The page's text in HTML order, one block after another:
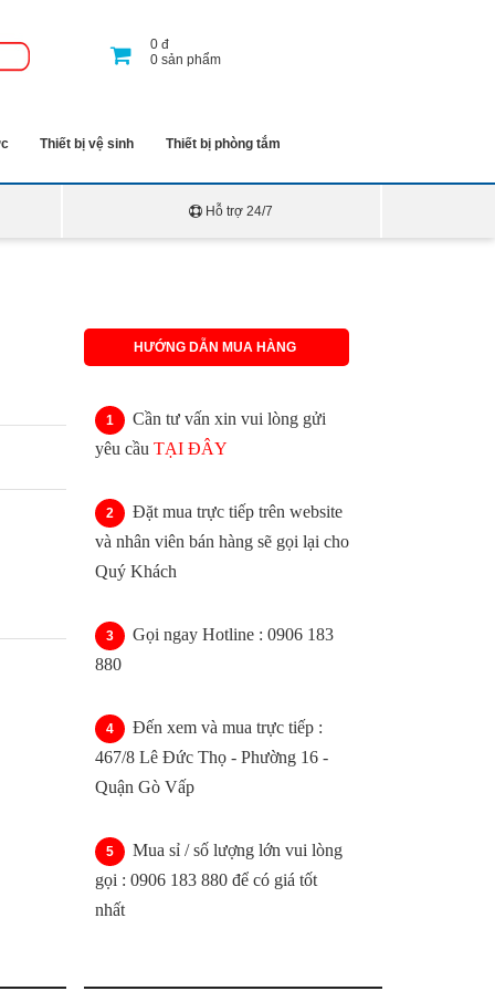
0đ
0sản phẩm
Thiết bị vệ sinh Thiết bị phòng tắm
Hỗ trợ 24/7
HƯỚNG DẪN MUA HÀNG
Cần tư vấn xin vui lòng gửi
yêu cầu TẠI ĐÂY
Đặt mua trực tiếp trên website
và nhân viên bán hàng sẽ gọi lại cho
Quý Khách
Gọi ngay Hotline : 0906 183
880
Đến xem và mua trực tiếp :
467/8 Lê Đức Thọ - Phường 16 -
Quận Gò Vấp
Mua sỉ / số lượng lớn vui lòng
gọi : 0906 183 880 để có giá tốt
nhất